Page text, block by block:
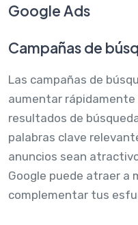
Google Ads
Campañas de
Las campañas de
aumentar
resultados de
palabras clave
anuncios sean
Google puede atraer a
complementar tus